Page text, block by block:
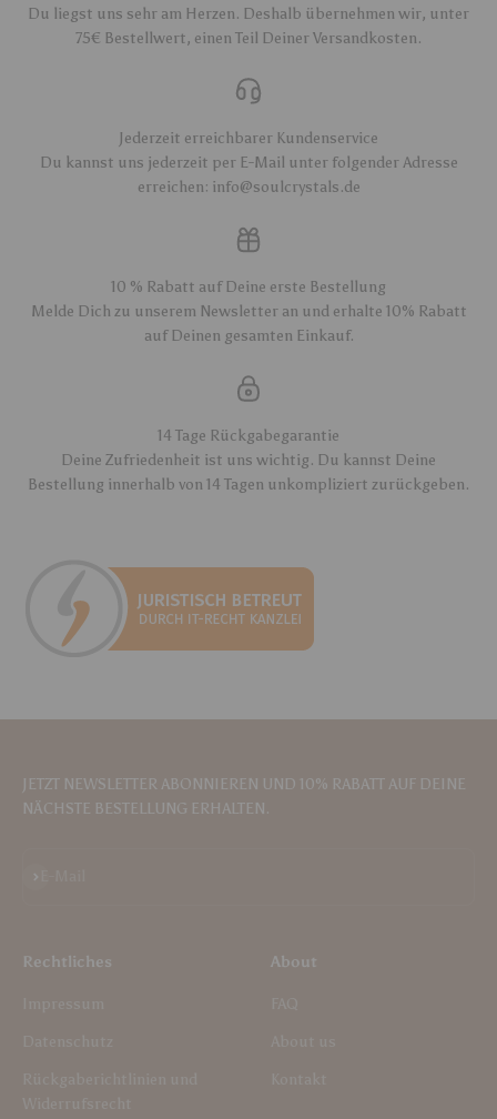
Du liegst uns sehr am Herzen. Deshalb übernehmen wir, unter
75€ Bestellwert, einen Teil Deiner Versandkosten.
Jederzeit erreichbarer Kundenservice
Du kannst uns jederzeit per E-Mail unter folgender Adresse
erreichen: info@soulcrystals.de
10 % Rabatt auf Deine erste Bestellung
Melde Dich zu unserem Newsletter an und erhalte 10% Rabatt
auf Deinen gesamten Einkauf.
14 Tage Rückgabegarantie
Deine Zufriedenheit ist uns wichtig. Du kannst Deine
Bestellung innerhalb von 14 Tagen unkompliziert zurückgeben.
JETZT NEWSLETTER ABONNIEREN UND 10% RABATT AUF DEINE
NÄCHSTE BESTELLUNG ERHALTEN.
Abonnieren
Rechtliches About